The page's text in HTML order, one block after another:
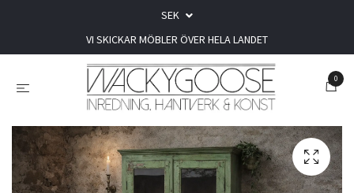
SEK
VI SKICKAR MÖBLER ÖVER HELA LANDET
0